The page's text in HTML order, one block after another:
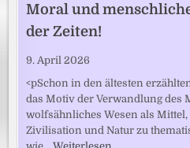
Moral und
der Zeiten!
9. April 2026
<pSchon in den ältesten
das Motiv der Verwandlung des
wolfsähnliches Wesen als
Zivilisation und Natur zu